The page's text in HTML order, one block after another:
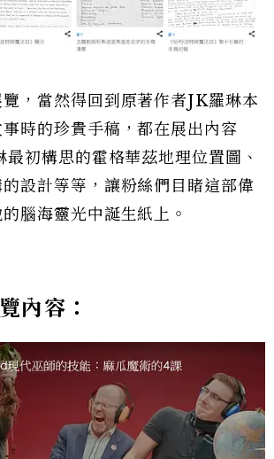
，當然得回到原著作者JK羅琳本
時的珍貴手稿，都在展出內容
初構思的霍格華茲地理位置圖、
設計等等，讓粉絲們目睹這部偉
腦海靈光中誕生紙上。
內容：